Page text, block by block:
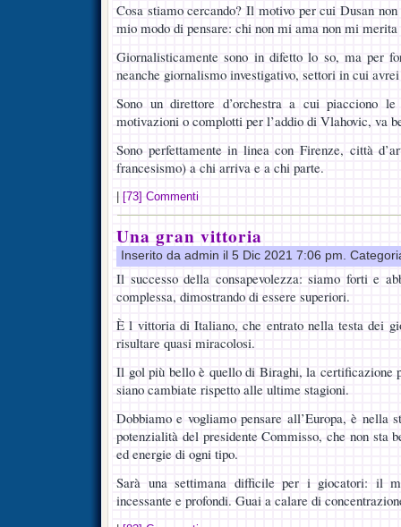
Cosa stiamo cercando? Il motivo per cui Dusan
mio modo di pensare: chi non mi ama non mi
Giornalisticamente sono in difetto lo so, ma per
neanche giornalismo investigativo, settori in cui
Sono un direttore d’orchestra a cui piacciono
motivazioni o complotti per l’addio di Vlahovic, va
Sono perfettamente in linea con Firenze, città
francesismo) a chi arriva e a chi parte.
[73] Commenti
Una gran vittoria
Inserito da admin il 5 Dic 2021 7:06 pm.
Il successo della consapevolezza: siamo forti e
complessa, dimostrando di essere superiori.
È l vittoria di Italiano, che entrato nella testa dei
risultare quasi miracolosi.
Il gol più bello è quello di Biraghi, la certificazione
siano cambiate rispetto alle ultime stagioni.
Dobbiamo e vogliamo pensare all’Europa, è nella
potenzialità del presidente Commisso, che non sta
ed energie di ogni tipo.
Sarà una settimana difficile per i giocatori: il
incessante e profondi. Guai a calare di